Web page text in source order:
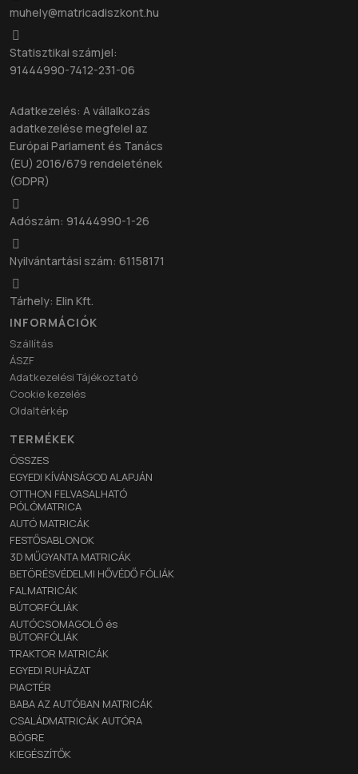
muhely@matricadiszkont.hu
Statisztikai számjel:
91444990-7412-231-06
Adatkezelés: A vállalkozás
adatkezelése megfelel az
Európai Parlament és Tanács
(EU) 2016/679 rendeletének
(GDPR)
Adószám: 91444990-1-26
Nyilvántartási szám: 61158171
Tárhely: Elin Kft.
INFORMÁCIÓK
Szállítás
ÁSZF
Adatkezelési Tájékoztató
Cookie kezelés
Oldaltérkép
TERMÉKEK
ÖSSZES
EGYEDI KÍVÁNSÁGOD ALAPJÁN
OTTHON FELVASALHATÓ
PÓLÓMATRICA
AUTÓ MATRICÁK
FESTŐSABLONOK
3D MŰGYANTA MATRICÁK
BETÖRÉSVÉDELMI HŐVÉDŐ FÓLIÁK
FALMATRICÁK
BÚTORFÓLIÁK
AUTÓCSOMAGOLÓ és
BÚTORFÓLIÁK
TRAKTOR MATRICÁK
EGYEDI RUHÁZAT
PIACTÉR
BABA AZ AUTÓBAN MATRICÁK
CSALÁDMATRICÁK AUTÓRA
BÖGRE
KIEGÉSZÍTŐK